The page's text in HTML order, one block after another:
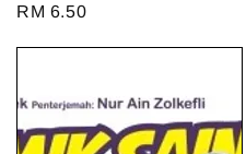
Regular
RM 6.50